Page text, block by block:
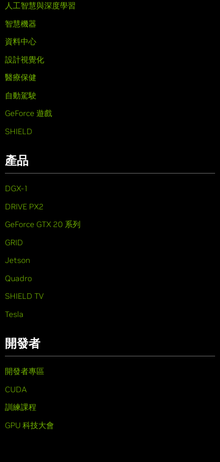
人工智慧與深度學習
智慧機器
資料中心
設計視覺化
醫療保健
自動駕駛
GeForce 遊戲
SHIELD
產品
DGX-1
DRIVE PX2
GeForce GTX 20 系列
GRID
Jetson
Quadro
SHIELD TV
Tesla
開發者
開發者專區
CUDA
訓練課程
GPU 科技大會